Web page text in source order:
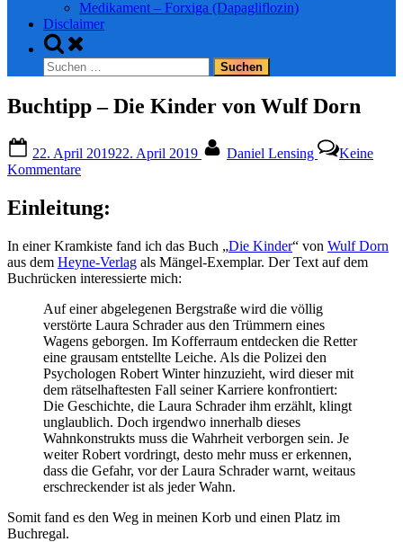
Medikament – Forxiga (Dapagliflozin)
Disclaimer
Toggle
search
form
Suchen
nach:
Buchtipp – Die Kinder von Wulf Dorn
on
22. April 201922. April 2019 Daniel Lensing
Keine
Kommentarezu
Die
von
Wulf
Dorn
Einleitung:
In einer Kramkiste fand ich das Buch „Die Kinder“ von Wulf Dorn
aus dem Heyne-Verlag als Mängel-Exemplar. Der Text auf dem
Buchrücken interessierte mich:
Auf einer abgelegenen Bergstraße wird die völlig
verstörte Laura Schrader aus den Trümmern eines
Wagens geborgen. Im Kofferraum entdecken die Retter
eine grausam entstellte Leiche. Als die Polizei den
Psychologen Robert Winter hinzuzieht, wird dieser mit
dem rätselhaftesten Fall seiner Karriere konfrontiert:
Die Geschichte, die Laura Schrader ihm erzählt, klingt
unglaublich. Doch irgendwo innerhalb dieses
Wahnkonstrukts muss die Wahrheit verborgen sein. Je
weiter Robert vordringt, desto mehr muss er erkennen,
dass die Gefahr, vor der Laura Schrader warnt, weitaus
erschreckender ist als jeder Wahn.
Somit fand es den Weg in meinen Korb und einen Platz im
Buchregal.